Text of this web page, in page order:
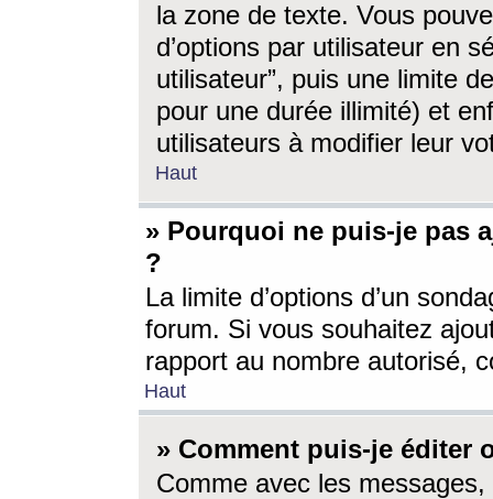
la zone de texte. Vous
d’options par utilisateur en
utilisateur”, puis une limite
pour une durée illimité) et
utilisateurs à modifier leur
Haut
» Pourquoi ne puis-je pas
?
La limite d’options d’un
forum. Si vous souhaitez
rapport au nombre autorisé,
Haut
» Comment puis-je éditer
Comme avec les